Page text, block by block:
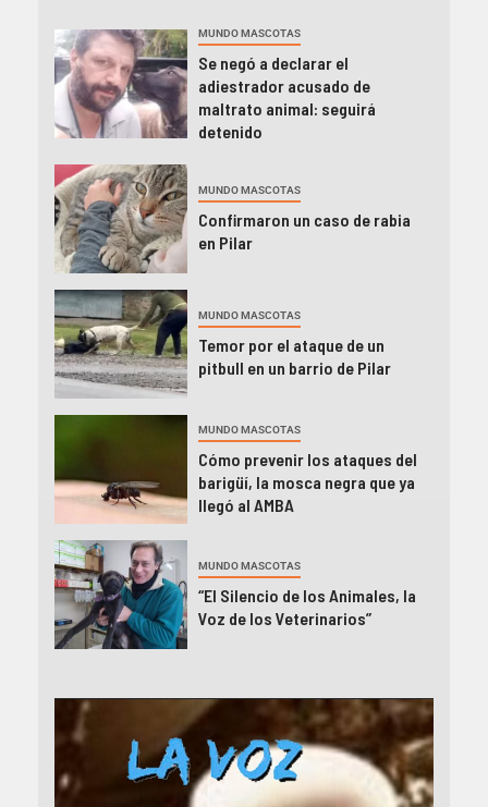
MUNDO MASCOTAS
Se negó a declarar el
adiestrador acusado de
maltrato animal: seguirá
detenido
MUNDO MASCOTAS
Confirmaron un caso de rabia
en Pilar
MUNDO MASCOTAS
Temor por el ataque de un
pitbull en un barrio de Pilar
MUNDO MASCOTAS
Cómo prevenir los ataques del
barigüí, la mosca negra que ya
llegó al AMBA
MUNDO MASCOTAS
“El Silencio de los Animales, la
Voz de los Veterinarios”